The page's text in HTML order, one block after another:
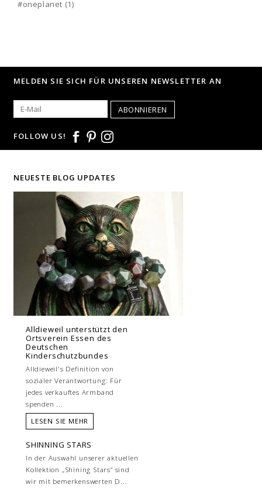
#oneplanet (1)
MELDEN SIE SICH FÜR UNSEREN NEWSLETTER AN
ABONNIEREN
FOLLOW US!
NEUESTE BLOG UPDATES
Alldieweil unterstützt den
Ortsverein Essen des
Deutschen
Kinderschutzbundes
Alldieweil's Definition von
sozialer Verantwortung: Für
jedes verkauftes Armband
spenden ...
LESEN SIE MEHR
SHINNING STARS
In der Auswahl unserer aktuellen
Kollektion „Shining Stars“ sind
wir mit bemerkenswerten D...